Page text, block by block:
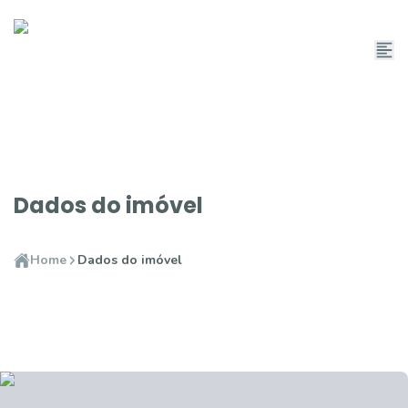
Dados do imóvel
Home Dados do imóvel